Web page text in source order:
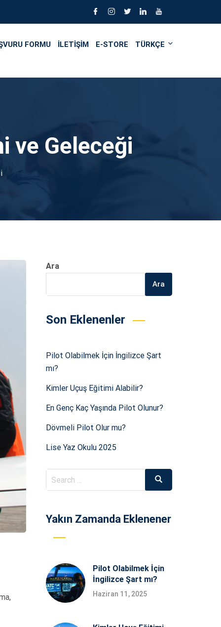
FORMU İLETİŞİM E-STORE TÜRKÇE
ve Geleceği
Ara
Ara
Son Eklenenler
Pilot Olabilmek İçin İngilizce Şart
mı?
Kimler Uçuş Eğitimi Alabilir?
En Genç Kaç Yaşında Pilot Olunur?
Dövmeli Pilot Olur mu?
Lise Yaz Okulu 2025
Search
for:
Search
Yakın Zamanda Eklenener
Pilot Olabilmek İçin
İngilizce Şart mı?
Haziran 11, 2025